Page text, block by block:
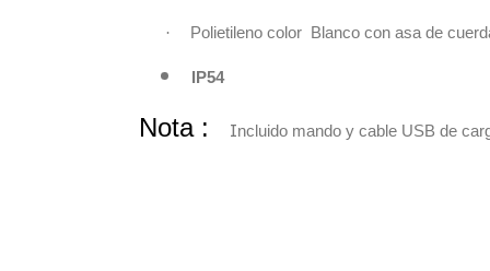
· Polietileno color Blanco con asa de
IP54
Nota : Incluido mando y cable USB de